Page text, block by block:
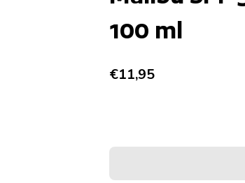
100 ml
Normale prijs
€11,95